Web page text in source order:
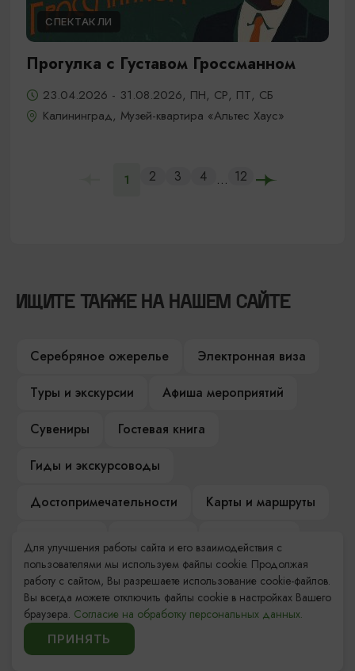
СПЕКТАКЛИ
Прогулка с Густавом Гроссманном
23.04.2026 - 31.08.2026, ПН, СР, ПТ, СБ
Калининград, Музей-квартира «Альтес Хаус»
1 2 3 4 ... 12
ИЩИТЕ ТАКЖЕ НА НАШЕМ САЙТЕ
Серебряное ожерелье
Электронная виза
Туры и экскурсии
Афиша мероприятий
Сувениры
Гостевая книга
Гиды и экскурсоводы
Достопримечательности
Карты и маршруты
Компас Балтийской кухни
Настоящий Калининградец
Музеи
Для улучшения работы сайта и его взаимодействия с
пользователями мы используем файлы cookie. Продолжая
работу с сайтом, Вы разрешаете использование cookie-файлов.
Вы всегда можете отключить файлы cookie в настройках Вашего
браузера. Согласие на обработку персональных данных.
ПРИНЯТЬ